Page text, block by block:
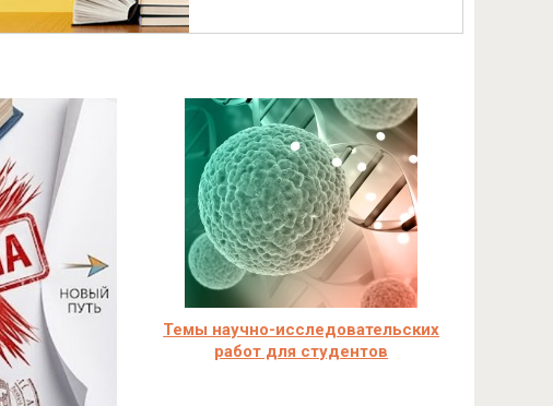
Темы научно-исследовательских
работ для студентов